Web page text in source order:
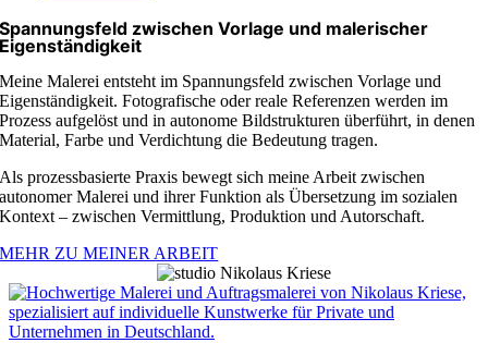
Spannungsfeld zwischen Vorlage und malerischer
Eigenständigkeit
Meine Malerei entsteht im Spannungsfeld zwischen Vorlage und
Eigenständigkeit. Fotografische oder reale Referenzen werden im
Prozess aufgelöst und in autonome Bildstrukturen überführt, in denen
Material, Farbe und Verdichtung die Bedeutung tragen.
Als prozessbasierte Praxis bewegt sich meine Arbeit zwischen
autonomer Malerei und ihrer Funktion als Übersetzung im sozialen
Kontext – zwischen Vermittlung, Produktion und Autorschaft.
MEHR ZU MEINER ARBEIT